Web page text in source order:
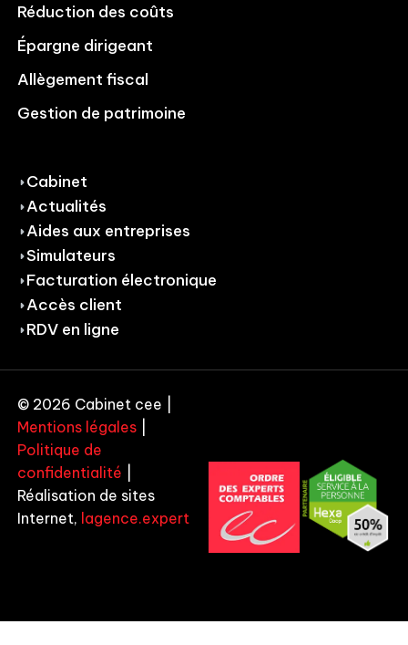
Réduction des coûts
Épargne dirigeant
Allègement fiscal
Gestion de patrimoine
Cabinet
Actualités
Aides aux entreprises
Simulateurs
Facturation électronique
Accès client
RDV en ligne
© 2026 Cabinet cee |
Mentions légales
Politique de
confidentialité
Réalisation de sites
Internet, lagence.expert